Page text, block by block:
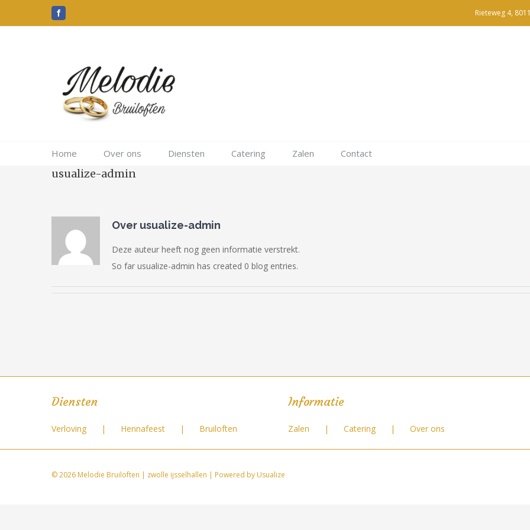
to
Rieteweg 4,
Home Over ons Diensten Catering Zalen Contact
usualize-admin
Over usualize-admin
Deze auteur heeft nog geen informatie verstrekt.
So far usualize-admin has created 0 blog entries.
Diensten
Verloving Hennafeest Bruiloften
Informatie
Zalen Catering Over ons
©2026 Melodie Bruiloften | zwolle ijsselhallen | Powered by Usualize